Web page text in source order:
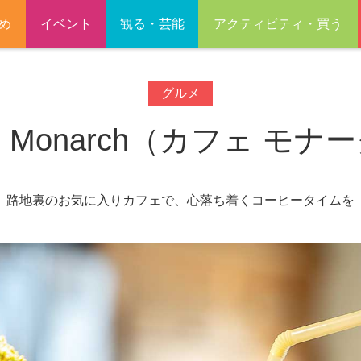
イベント 観る・芸能 アクティビティ・買う
グルメ
Monarch（カフェ モナ
路地裏のお気に入りカフェで、心落ち着くコーヒータイムを